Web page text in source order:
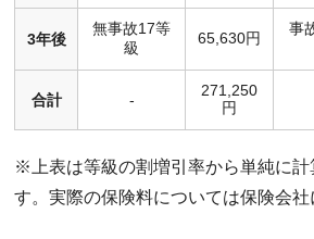
3年後
無事故17等
級
65,630円
事
合計 -
271,250
円
※上表は等級の割増引率から単純に計
す。実際の保険料については保険会社